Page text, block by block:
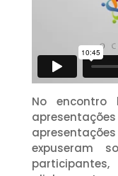
No encontro
expuseram